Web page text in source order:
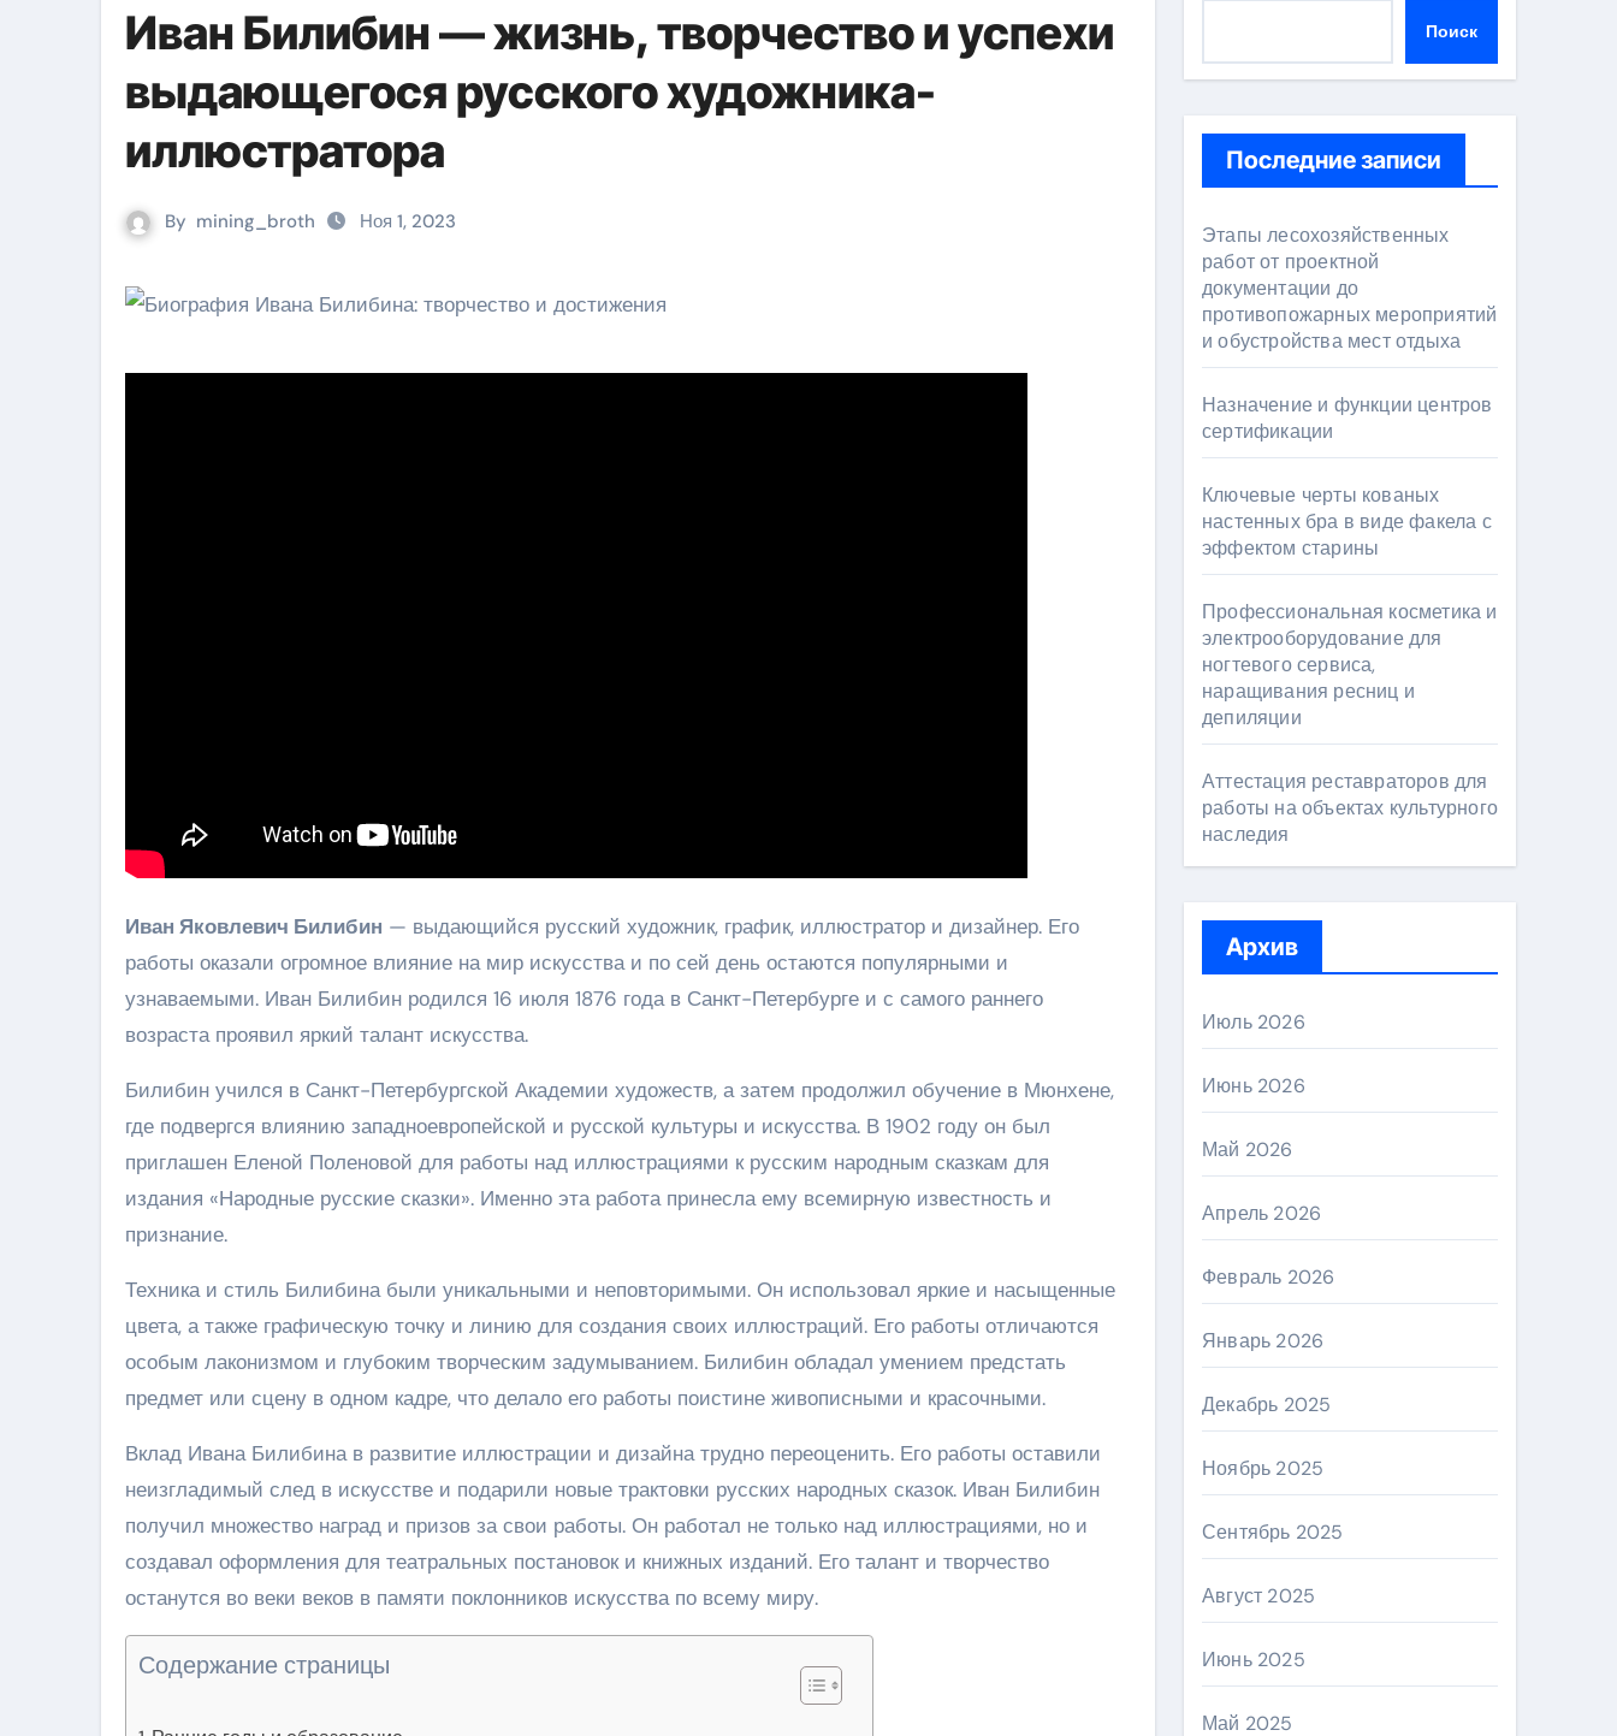
Иван Билибин — жизнь, творчество и успехи
выдающегося русского художника-
иллюстратора
By mining_broth Ноя 1, 2023
Иван Яковлевич Билибин — выдающийся русский художник, график, иллюстратор и дизайнер. Его
работы оказали огромное влияние на мир искусства и по сей день остаются популярными и
узнаваемыми. Иван Билибин родился 16 июля 1876 года в Санкт-Петербурге и с самого раннего
возраста проявил яркий талант искусства.
Билибин учился в Санкт-Петербургской Академии художеств, а затем продолжил обучение в Мюнхене,
где подвергся влиянию западноевропейской и русской культуры и искусства. В 1902 году он был
приглашен Еленой Поленовой для работы над иллюстрациями к русским народным сказкам для
издания «Народные русские сказки». Именно эта работа принесла ему всемирную известность и
признание.
Техника и стиль Билибина были уникальными и неповторимыми. Он использовал яркие и насыщенные
цвета, а также графическую точку и линию для создания своих иллюстраций. Его работы отличаются
особым лаконизмом и глубоким творческим задумыванием. Билибин обладал умением предстать
предмет или сцену в одном кадре, что делало его работы поистине живописными и красочными.
Вклад Ивана Билибина в развитие иллюстрации и дизайна трудно переоценить. Его работы оставили
неизгладимый след в искусстве и подарили новые трактовки русских народных сказок. Иван Билибин
получил множество наград и призов за свои работы. Он работал не только над иллюстрациями, но и
создавал оформления для театральных постановок и книжных изданий. Его талант и творчество
останутся во веки веков в памяти поклонников искусства по всему миру.
Содержание страницы
Поиск
Последние записи
Этапы лесохозяйственных
работ от проектной
документации до
противопожарных мероприятий
и обустройства мест отдыха
Назначение и функции центров
сертификации
Ключевые черты кованых
настенных бра в виде факела с
эффектом старины
Профессиональная косметика и
электрооборудование для
ногтевого сервиса,
наращивания ресниц и
депиляции
Аттестация реставраторов для
работы на объектах культурного
наследия
Архив
Июль 2026
Июнь 2026
Май 2026
Апрель 2026
Февраль 2026
Январь 2026
Декабрь 2025
Ноябрь 2025
Сентябрь 2025
Август 2025
Июнь 2025
Май 2025